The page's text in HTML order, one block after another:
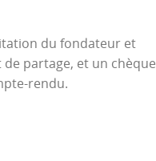
du fondateur et
de partage, et un chèque
rendu.